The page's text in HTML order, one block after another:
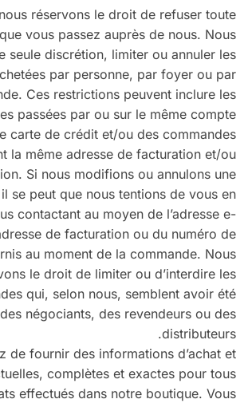
réservons le droit de refuser toute
vous passez auprès de nous. Nous
seule discrétion, limiter ou annuler les
par personne, par foyer ou par
Ces restrictions peuvent inclure les
passées par ou sur le même compte
carte de crédit et/ou des commandes
la même adresse de facturation et/ou
Si nous modifions ou annulons une
se peut que nous tentions de vous en
contactant au moyen de l’adresse e-
de facturation ou du numéro de
au moment de la commande. Nous
le droit de limiter ou d’interdire les
qui, selon nous, semblent avoir été
négociants, des revendeurs ou des
distributeurs.
de fournir des informations d’achat et
complètes et exactes pour tous
effectués dans notre boutique. Vous